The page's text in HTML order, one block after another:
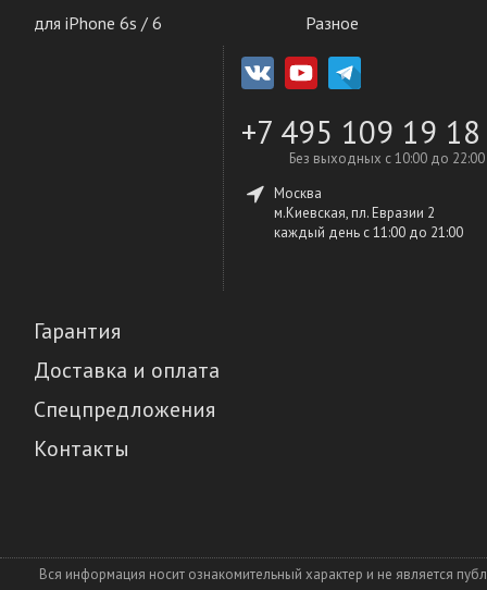
для iPhone 6s / 6
Разное
+7 495 109 19 18
Без выходных с 10:00 до 22:00
Москва
м.Киевская, пл. Евразии 2
каждый день c 11:00 до 21:00
Гарантия
Доставка и оплата
Спецпредложения
Контакты
Вся информация носит ознакомительный характер и не является